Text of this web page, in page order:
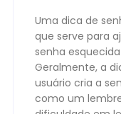
Uma dica de
que serve para
senha
Geralmente, a
usuário cria a
como um